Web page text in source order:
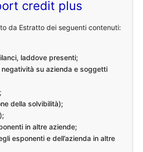
credit plus
da Estratto dei seguenti contenuti:
laddove presenti;
su azienda e soggetti
della solvibilità);
in altre aziende;
esponenti e dell’azienda in altre